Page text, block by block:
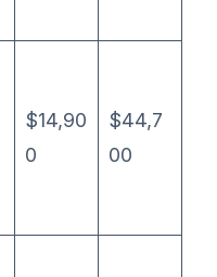
$14,90
0
$44,7
00